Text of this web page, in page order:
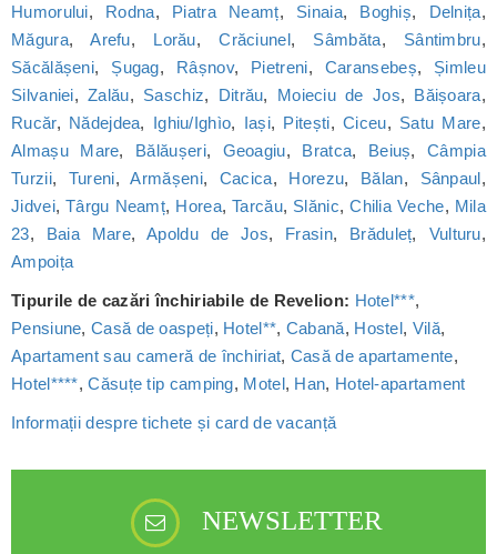
Humorului, Rodna, Piatra Neamț, Sinaia, Boghiș, Delnița,
Măgura,Arefu, Lorău,Crăciunel, Sâmbăta, Sântimbru,
Săcălășeni, Șugag, Râșnov, Pietreni, Caransebeș, Șimleu
Silvaniei,Zalău, Saschiz, Ditrău, Moieciu de Jos, Băișoara,
Rucăr, Nădejdea, Ighiu/Ighìo, Iași, Pitești,Ciceu, Satu Mare,
Almașu Mare, Bălăușeri, Geoagiu, Bratca, Beiuș,Câmpia
Turzii, Tureni,Armășeni, Cacica, Horezu, Bălan, Sânpaul,
Jidvei,Târgu Neamț, Horea,Tarcău, Slănic,Chilia Veche, Mila
23, Baia Mare,Apoldu de Jos, Frasin, Brăduleț, Vulturu,
Ampoița
Tipurile de cazări închiriabile de Revelion: Hotel***,
Pensiune,Casă de oaspeți, Hotel**, Cabană, Hostel, Vilă,
Apartament sau cameră de închiriat, Casă de apartamente,
Hotel****,Căsuțe tip camping, Motel, Han, Hotel-apartament
Informații despre tichete și card de vacanță
NEWSLETTER